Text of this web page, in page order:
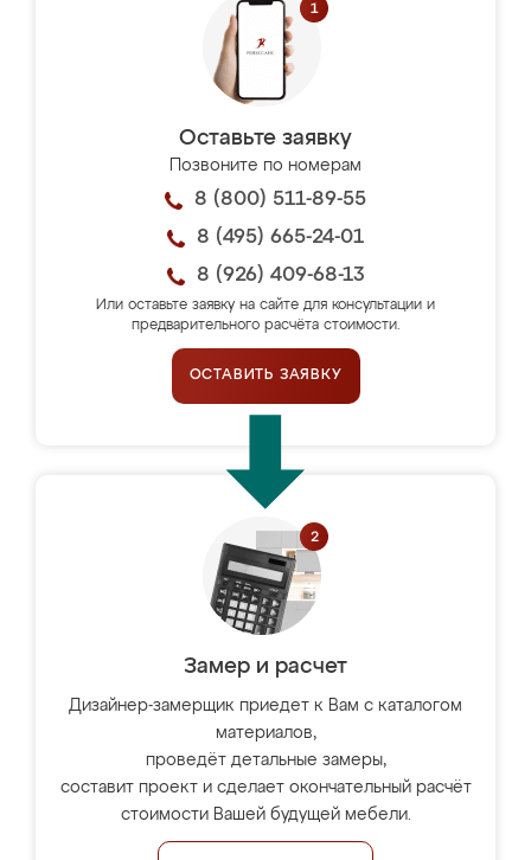
Оставьте заявку
Позвоните по номерам
8 (800) 511-89-55
8 (495) 665-24-01
8 (926) 409-68-13
Или оставьте заявку на сайте для консультации и
предварительного расчёта стоимости.
ОСТАВИТЬ ЗАЯВКУ
Замер и расчет
Дизайнер-замерщик приедет к Вам с каталогом
материалов,
проведёт детальные замеры,
составит проект и сделает окончательный расчёт
стоимости Вашей будущей мебели.